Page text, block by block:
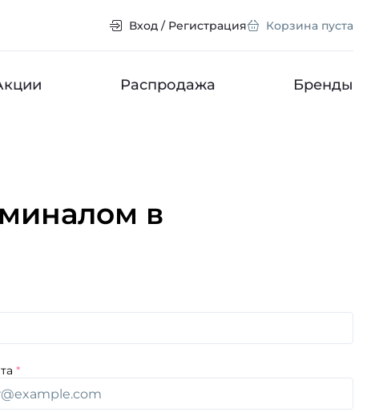
Вход / Регистрация Корзина пуста
Распродажа Бренды
в